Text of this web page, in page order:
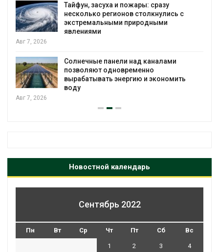
Тайфун, засуха и пожары: сразу
несколько регионов столкнулись с
экстремальными природными
явлениями
Авг 7, 2026
Солнечные панели над каналами
позволяют одновременно
вырабатывать энергию и экономить
воду
Авг 7, 2026
Новостной календарь
Сентябрь 2022
Пн Вт Ср Чт Пт Сб Вс
1 2 3 4